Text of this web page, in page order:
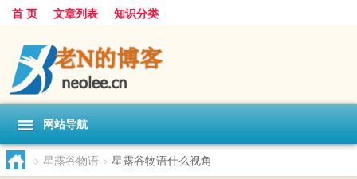
首 页 文章列表 知识分类
网站导航
> 星露谷物语 > 星露谷物语什么视角